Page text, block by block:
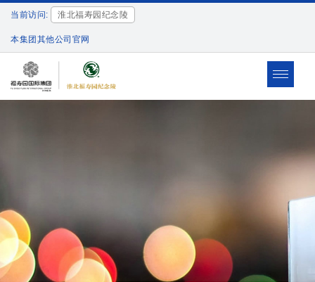
当前访问: 淮北福寿园纪念陵
本集团其他公司官网
Toggle